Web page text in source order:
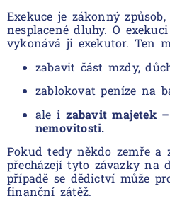
Exekuce je zákonný
nesplacené dluhy. O
vykonává ji exekutor. Ten
zabavit část mzdy,
zablokovat peníze na
ale i zabavit majetek
nemovitosti.
Pokud tedy někdo zemře a
přecházejí tyto závazky na
případě se dědictví může
finanční zátěž.